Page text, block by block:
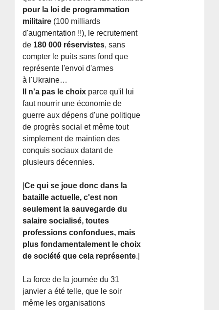
pour la loi de programmation
militaire (100 milliards
d'augmentation !!), le recrutement
de 180 000 réservistes, sans
compter le puits sans fond que
représente l'envoi d'armes
à l'Ukraine…
Il n'a pas le choix parce qu'il lui
faut nourrir une économie de
guerre aux dépens d'une politique
de progrès social et même tout
simplement de maintien des
conquis sociaux datant de
plusieurs décennies.
|Ce qui se joue donc dans la
bataille actuelle, c'est non
seulement la sauvegarde du
salaire socialisé, toutes
professions confondues, mais
plus fondamentalement le choix
de société que cela représente.|
La force de la journée du 31
janvier a été telle, que le soir
même les organisations